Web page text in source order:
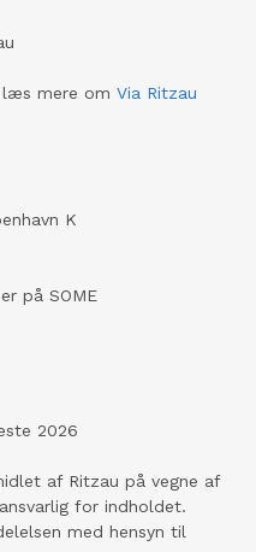
mere om Via Ritzau
K
på SOME
2026
af Ritzau på vegne af
for indholdet.
med hensyn til